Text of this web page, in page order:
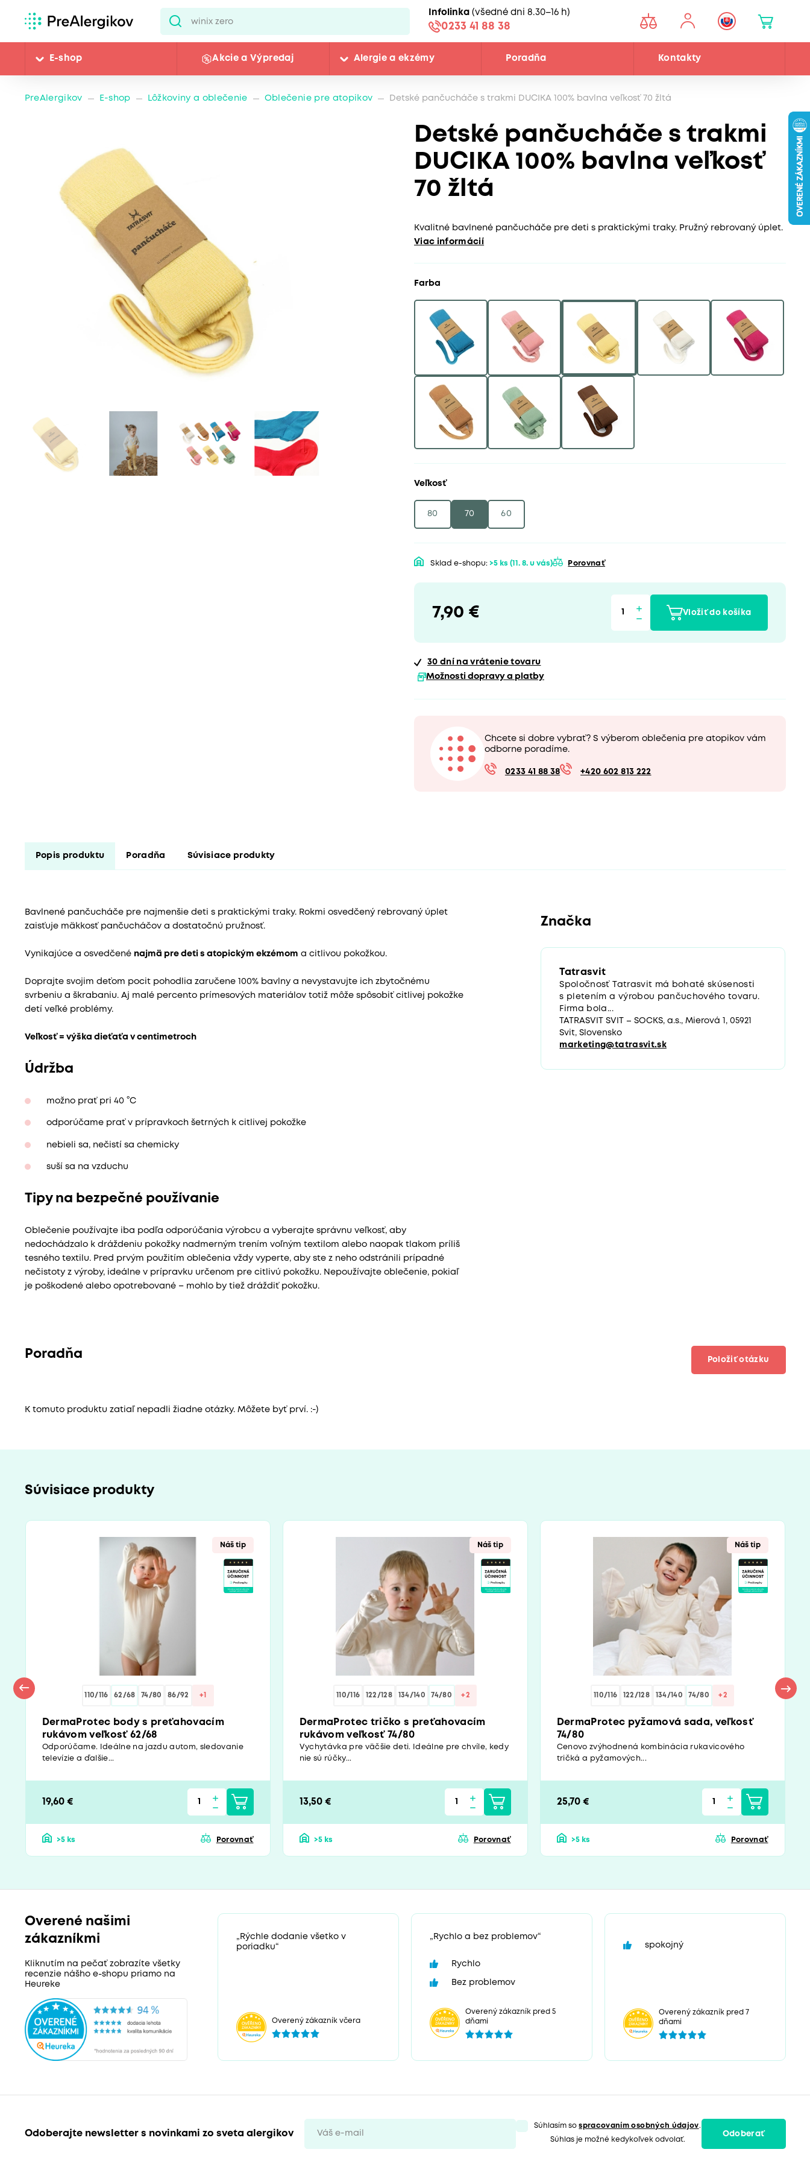
Infolinka (všedné dni 8.30–16 h)
0233 41 88 38
E-shop Akcie a Výpredaj Alergie a ekzémy Poradňa Kontakty
PreAlergikov E-shop Lôžkoviny a oblečenie Oblečenie pre atopikov Detské pančucháče s trakmi DUCIKA 100% bavlna veľkosť 70 žltá
Detské pančucháče s trakmi
DUCIKA 100% bavlna veľkosť
70 žltá
Kvalitné bavlnené pančucháče pre deti s praktickými traky. Pružný rebrovaný úplet.
Viac informácií
Farba
Veľkosť
80 70 60
Sklad e-shopu: >5 ks (11. 8. u vás) Porovnať
7,90 € Vložiť do košíka
30 dní na vrátenie tovaru
Možnosti dopravy a platby
Chcete si dobre vybrať? S výberom oblečenia pre atopikov vám
odborne poradíme.
0233 41 88 38 +420 602 813 222
Popis produktu Poradňa Súvisiace produkty
Bavlnené pančucháče pre najmenšie deti s praktickými traky. Rokmi osvedčený rebrovaný úplet
zaisťuje mäkkosť pančucháčov a dostatočnú pružnosť.
Vynikajúce a osvedčené najmä pre deti s atopickým ekzémom a citlivou pokožkou.
Doprajte svojim deťom pocit pohodlia zaručene 100% bavlny a nevystavujte ich zbytočnému
svrbeniu a škrabaniu. Aj malé percento prímesových materiálov totiž môže spôsobiť citlivej pokožke
detí veľké problémy.
Veľkosť = výška dieťaťa v centimetroch
Údržba
možno prať pri 40 °C
odporúčame prať v prípravkoch šetrných k citlivej pokožke
nebieli sa, nečistí sa chemicky
suší sa na vzduchu
Tipy na bezpečné používanie
Oblečenie používajte iba podľa odporúčania výrobcu a vyberajte správnu veľkosť, aby
nedochádzalo k dráždeniu pokožky nadmerným trením voľným textilom alebo naopak tlakom príliš
tesného textilu. Pred prvým použitím oblečenia vždy vyperte, aby ste z neho odstránili prípadné
nečistoty z výroby, ideálne v prípravku určenom pre citlivú pokožku. Nepoužívajte oblečenie, pokiaľ
je poškodené alebo opotrebované – mohlo by tiež dráždiť pokožku.
Značka
Tatrasvit
Spoločnosť Tatrasvit má bohaté skúsenosti
s pletením a výrobou pančuchového tovaru.
Firma bola...
TATRASVIT SVIT – SOCKS, a.s., Mierová 1, 05921
Svit, Slovensko
marketing@tatrasvit.sk
Poradňa Položiť otázku
K tomuto produktu zatiaľ nepadli žiadne otázky. Môžete byť prví. :-)
Súvisiace produkty
Náš tip
110/116 62/68 74/80 86/92 +1
DermaProtec body s preťahovacím
rukávom veľkosť 62/68
Odporúčame. Ideálne na jazdu autom, sledovanie
televízie a ďalšie...
19,60 €
>5 ks Porovnať
Náš tip
110/116 122/128 134/140 74/80 +2
DermaProtec tričko s preťahovacím
rukávom veľkosť 74/80
Vychytávka pre väčšie deti. Ideálne pre chvíle, kedy
nie sú rúčky...
13,50 €
>5 ks Porovnať
Náš tip
110/116 122/128 134/140 74/80 +2
DermaProtec pyžamová sada, veľkosť
74/80
Cenovo zvýhodnená kombinácia rukavicového
tričká a pyžamových...
25,70 €
>5 ks Porovnať
Overené našimi
zákazníkmi
Kliknutím na pečať zobrazíte všetky
recenzie nášho e-shopu priamo na
Heureke
„Rýchle dodanie všetko v
poriadku“
Overený zákazník včera
„Rychlo a bez problemov“
Rychlo
Bez problemov
Overený zákazník pred 5
dňami
spokojný
Overený zákazník pred 7
dňami
Odoberajte newsletter s novinkami zo sveta alergikov
Súhlasím sospracovaním osobných údajov.
Súhlas je možné kedykoľvek odvolať.
Odoberať